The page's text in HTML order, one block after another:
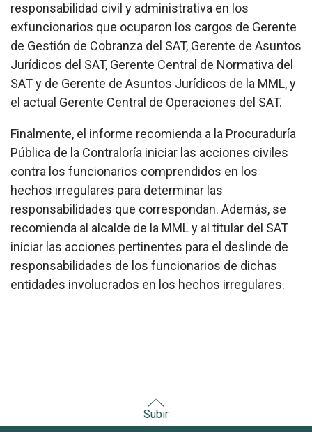
responsabilidad civil y administrativa en los
exfuncionarios que ocuparon los cargos de Gerente
de Gestión de Cobranza del SAT, Gerente de Asuntos
Jurídicos del SAT, Gerente Central de Normativa del
SAT y de Gerente de Asuntos Jurídicos de la MML, y
el actual Gerente Central de Operaciones del SAT.
Finalmente, el informe recomienda a la Procuraduría
Pública de la Contraloría iniciar las acciones civiles
contra los funcionarios comprendidos en los
hechos irregulares para determinar las
responsabilidades que correspondan. Además, se
recomienda al alcalde de la MML y al titular del SAT
iniciar las acciones pertinentes para el deslinde de
responsabilidades de los funcionarios de dichas
entidades involucrados en los hechos irregulares.
Subir